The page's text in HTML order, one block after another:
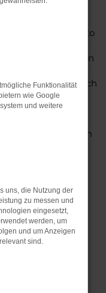
und Umgebung
Verarbeitung
dass in puncto
regelrecht
vor allem in Sachen
Und
sprichwörtlich
Worten: für
eine
einem
und einen soliden
ERROR
deine
Funktionalität
wie Google
und weitere
uns, die Nutzung der
zu messen und
eingesetzt,
werden, um
und um Anzeigen
sind.